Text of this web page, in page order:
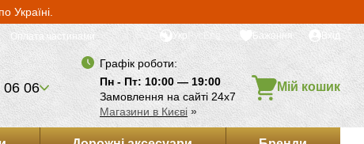
Україні.
Оплата частинами
Укр Рус Eng Бажання Вхід
06 06
Графік роботи:
Пн - Пт: 10:00 — 19:00
Замовлення на сайті 24х7
Магазини в Києві »
Мій кошик